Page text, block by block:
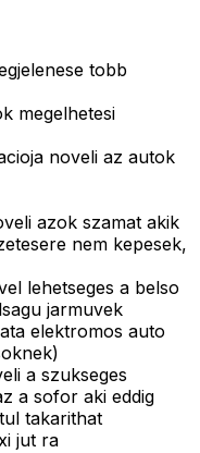
tobb
megelhetesi
noveli az autok
azok szamat akik
nem kepesek,
lehetseges a belso
jarmuvek
elektromos auto
a szukseges
a sofor aki eddig
takarithat
jut ra